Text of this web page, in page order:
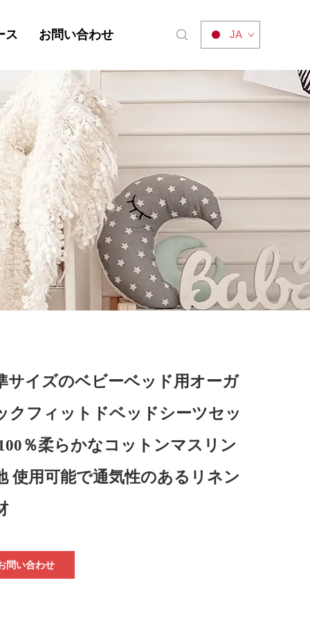
ス お問い合わせ JA
サイズのベビーベッド用オーガ
クフィットドベッドシーツセッ
％柔らかなコットンマスリン
使用可能で通気性のあるリネン
問い合わせ